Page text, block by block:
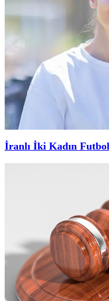
İranlı İki Kadın